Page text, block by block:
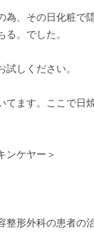
為、その日化粧で
る。でした。
しください。
てます。ここで日
ンケヤー＞
形外科の患者の